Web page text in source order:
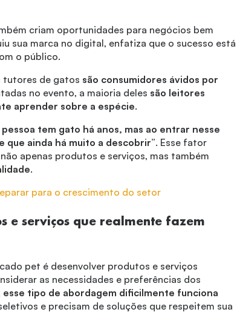
criam oportunidades para negócios bem
sua marca no digital, enfatiza que o sucesso está
o público.
tutores de gatos são consumidores ávidos por
no evento, a maioria deles são leitores
aprender sobre a espécie.
pessoa tem gato há anos, mas ao entrar nesse
ainda há muito a descobrir”. Esse fator
apenas produtos e serviços, mas também
.
para o crescimento do setor
e serviços que realmente fazem
pet é desenvolver produtos e serviços
as necessidades e preferências dos
esse tipo de abordagem dificilmente funciona
e precisam de soluções que respeitem sua